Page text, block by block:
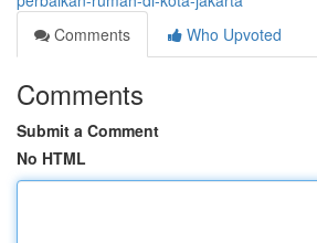
Comments
Who Upvoted
Comments
Submit a Comment
No HTML